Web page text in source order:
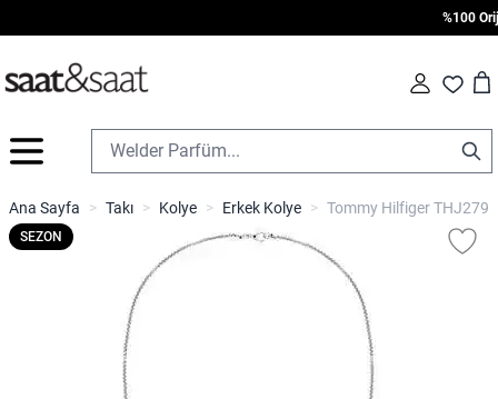
%100
Fav Cart
İçeriğe geç
Ana Sayfa > Takı > Kolye > Erkek Kolye > Tommy Hilfiger
SEZON